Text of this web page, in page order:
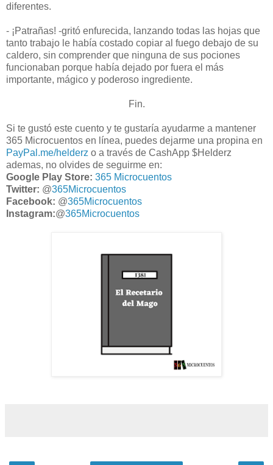
diferentes.
- ¡Patrañas! -gritó enfurecida, lanzando todas las hojas que
tanto trabajo le había costado copiar al fuego debajo de su
caldero, sin comprender que ninguna de sus pociones
funcionaban porque había dejado por fuera el más
importante, mágico y poderoso ingrediente.
Fin.
Si te gustó este cuento y te gustaría ayudarme a mantener
365 Microcuentos en línea, puedes dejarme una propina en
PayPal.me/helderz o a través de CashApp $Helderz
ademas, no olvides de seguirme en:
Google Play Store: 365 Microcuentos
Twitter: @365Microcuentos
Facebook: @365Microcuentos
Instagram:@365Microcuentos